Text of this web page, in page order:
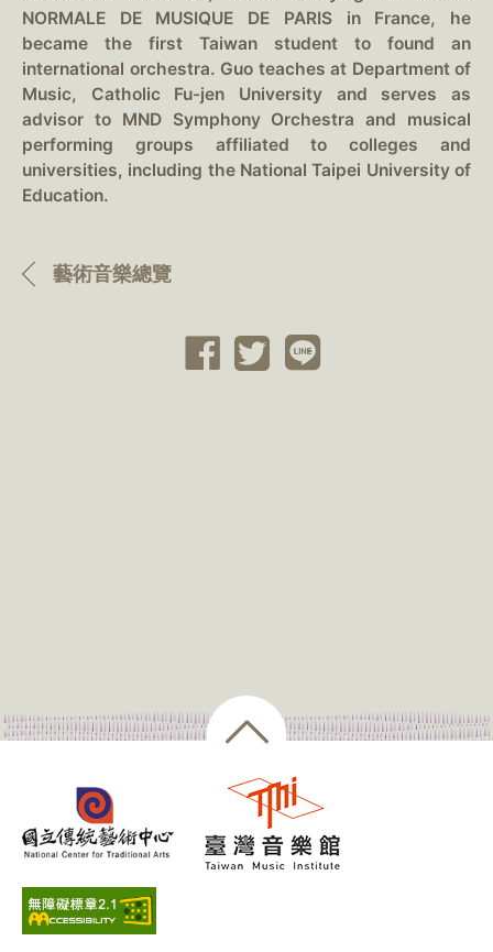
NORMALE DE MUSIQUE DE PARIS in France, he
became the first Taiwan student to found an
international orchestra. Guo teaches at Department of
Music, Catholic Fu-jen University and serves as
advisor to MND Symphony Orchestra and musical
performing groups affiliated to colleges and
universities, including the National Taipei University of
Education.
藝術音樂總覽